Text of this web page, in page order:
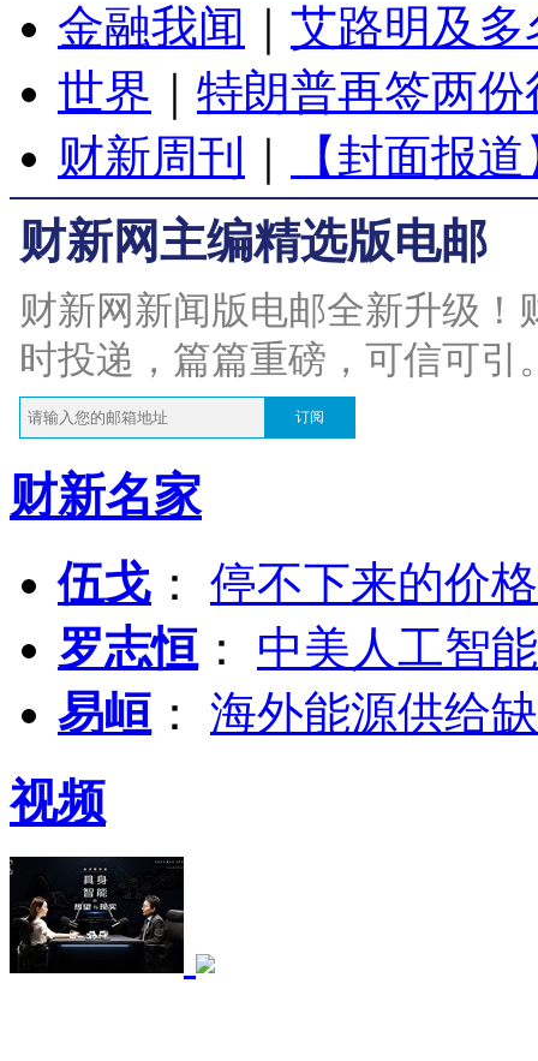
金融我闻
艾路明及
世界
特朗普再签两
财新周刊
【封面报
财新网主编精选版电邮
财新网新闻版电邮全新升级
时投递，篇篇重磅，可信可引
订阅
财新名家
伍戈 ： 停不下来的价
罗志恒 ： 中美人工智
易峘 ： 海外能源供给
视频